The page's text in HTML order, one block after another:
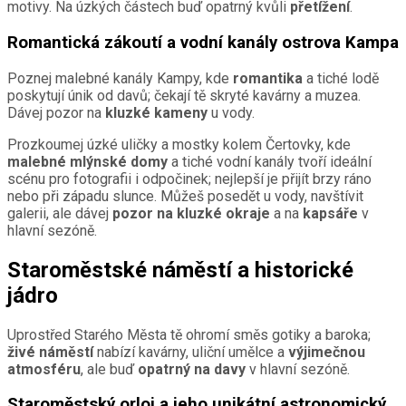
motivy. Na úzkých částech buď opatrný kvůli přetížení.
Romantická zákoutí a vodní kanály ostrova Kampa
Poznej malebné kanály Kampy, kde romantika a tiché lodě
poskytují únik od davů; čekají tě skryté kavárny a muzea.
Dávej pozor na kluzké kameny u vody.
Prozkoumej úzké uličky a mostky kolem Čertovky, kde
malebné mlýnské domy a tiché vodní kanály tvoří ideální
scénu pro fotografii i odpočinek; nejlepší je přijít brzy ráno
nebo při západu slunce. Můžeš posedět u vody, navštívit
galerii, ale dávej pozor na kluzké okraje a na kapsáře v
hlavní sezóně.
Staroměstské náměstí a historické
jádro
Uprostřed Starého Města tě ohromí směs gotiky a baroka;
živé náměstínabízí kavárny, uliční umělce a výjimečnou
atmosféru, ale buď opatrný na davy v hlavní sezóně.